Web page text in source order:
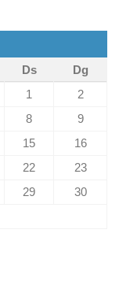
Ds
Dg
1
2
8
9
15
16
22
23
29
30